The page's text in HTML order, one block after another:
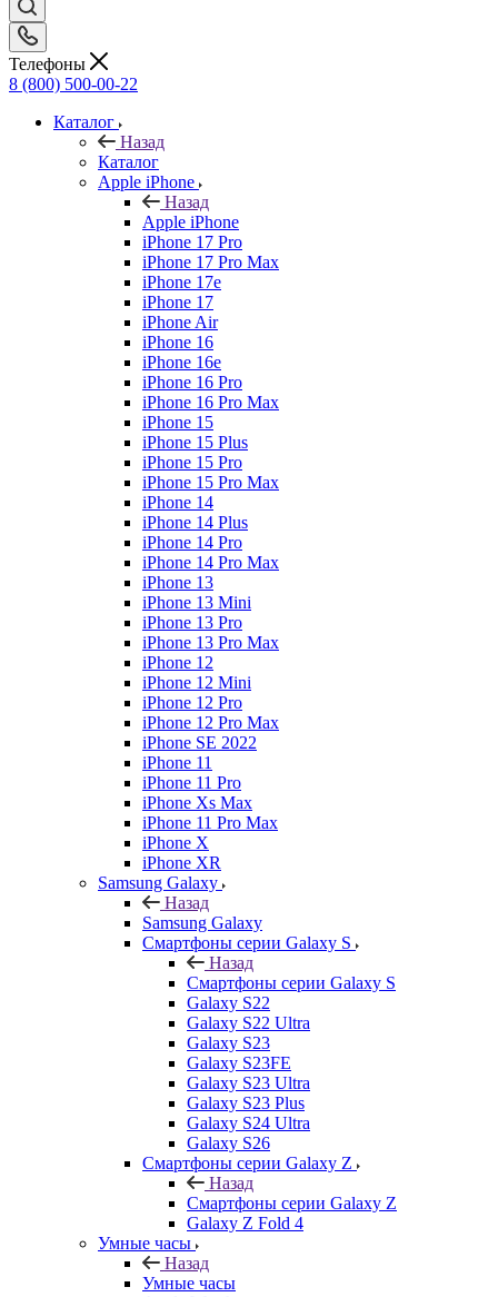
Телефоны
8 (800) 500-00-22
Каталог
Назад
Каталог
Apple iPhone
Назад
Apple iPhone
iPhone 17 Pro
iPhone 17 Pro Max
iPhone 17e
iPhone 17
iPhone Air
iPhone 16
iPhone 16e
iPhone 16 Pro
iPhone 16 Pro Max
iPhone 15
iPhone 15 Plus
iPhone 15 Pro
iPhone 15 Pro Max
iPhone 14
iPhone 14 Plus
iPhone 14 Pro
iPhone 14 Pro Max
iPhone 13
iPhone 13 Mini
iPhone 13 Pro
iPhone 13 Pro Max
iPhone 12
iPhone 12 Mini
iPhone 12 Pro
iPhone 12 Pro Max
iPhone SE 2022
iPhone 11
iPhone 11 Pro
iPhone Xs Max
iPhone 11 Pro Max
iPhone X
iPhone XR
Samsung Galaxy
Назад
Samsung Galaxy
Смартфоны серии Galaxy S
Назад
Смартфоны серии Galaxy S
Galaxy S22
Galaxy S22 Ultra
Galaxy S23
Galaxy S23FE
Galaxy S23 Ultra
Galaxy S23 Plus
Galaxy S24 Ultra
Galaxy S26
Смартфоны серии Galaxy Z
Назад
Смартфоны серии Galaxy Z
Galaxy Z Fold 4
Умные часы
Назад
Умные часы